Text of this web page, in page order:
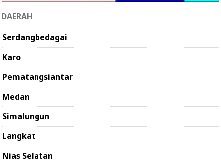
DAERAH
Serdangbedagai
Karo
Pematangsiantar
Medan
Simalungun
Langkat
Nias Selatan